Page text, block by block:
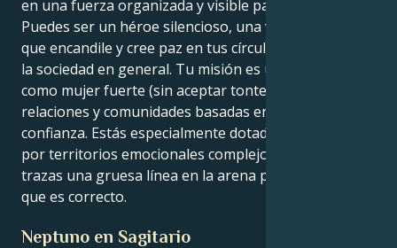
en una fuerza organizada y visible para el bien.
Puedes ser un héroe silencioso, una voz influyente
que encandile y cree paz en tus círculos sociales y en
la sociedad en general. Tu misión es utilizar tu poder
como mujer fuerte (sin aceptar tonterías) para crear
relaciones y comunidades basadas en el respeto y la
confianza. Estás especialmente dotada para navegar
por territorios emocionales complejos, al tiempo que
trazas una gruesa línea en la arena por lo que crees
que es correcto.
Neptuno en Sagitario